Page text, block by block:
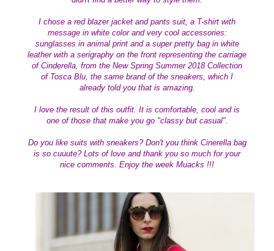
I chose a red blazer jacket and pants suit, a T-shirt with
message in white color and very cool accessories:
sunglasses in animal print and a super pretty bag in white
leather with a serigraphy on the front representing the carriage
of Cinderella, from the New Spring Summer 2018 Collection
of Tosca Blu, the same brand of the sneakers, which I
already told you that is amazing.
I love the result of this outfit. It is comfortable, cool and is
one of those that make you go "classy but casual".
Do you like suits with sneakers? Don't you think Cinerella bag
is so cuuute? Lots of love and thank you so much for your
nice comments. Enjoy the week Muacks !!!